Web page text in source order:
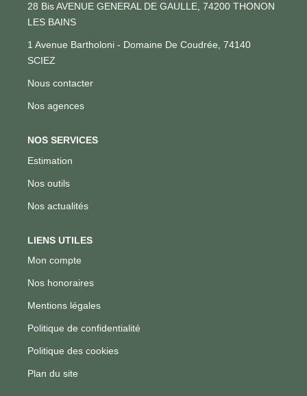
28 Bis AVENUE GENERAL DE GAULLE, 74200 THONON
LES BAINS
1 Avenue Bartholoni - Domaine De Coudrée, 74140
SCIEZ
Nous contacter
Nos agences
NOS SERVICES
Estimation
Nos outils
Nos actualités
LIENS UTILES
Mon compte
Nos honoraires
Mentions légales
Politique de confidentialité
Politique des cookies
Plan du site